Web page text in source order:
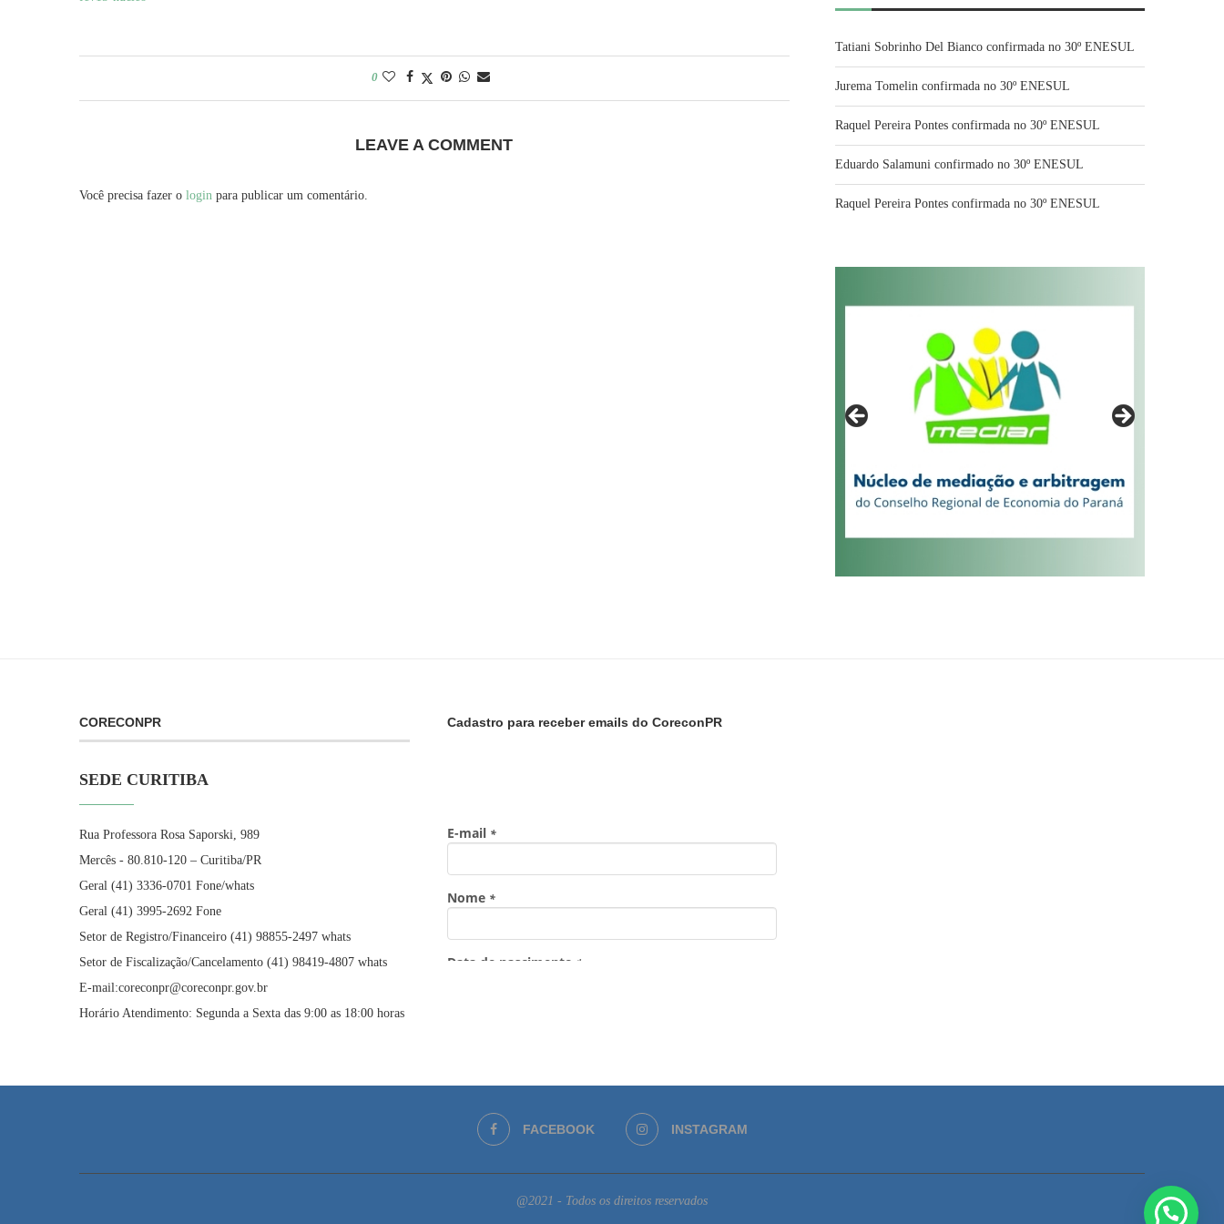
0
LEAVE A COMMENT
Você precisa fazer o login para publicar um comentário.
Tatiani Sobrinho Del Bianco confirmada no 30º ENESUL
Jurema Tomelin confirmada no 30º ENESUL
Raquel Pereira Pontes confirmada no 30º ENESUL
Eduardo Salamuni confirmado no 30º ENESUL
Raquel Pereira Pontes confirmada no 30º ENESUL
CORECONPR
SEDE CURITIBA
Rua Professora Rosa Saporski, 989
Mercês - 80.810-120 – Curitiba/PR
Geral (41) 3336-0701 Fone/whats
Geral (41) 3995-2692 Fone
Setor de Registro/Financeiro (41) 98855-2497 whats
Setor de Fiscalização/Cancelamento (41) 98419-4807 whats
E-mail:coreconpr@coreconpr.gov.br
Horário Atendimento: Segunda a Sexta das 9:00 as 18:00 horas
Cadastro para receber emails do CoreconPR
FACEBOOK INSTAGRAM
@2021 - Todos os direitos reservados